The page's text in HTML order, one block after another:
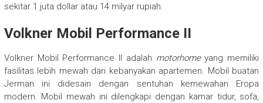
sekitar 1 juta dollar atau 14 milyar rupiah.
Volkner Mobil Performance II
Volkner Mobil Performance II adalah motorhomeyang memiliki
fasilitas lebih mewah dari kebanyakan apartemen. Mobil buatan
Jerman ini didesain dengan sentuhan kemewahan Eropa
modern. Mobil mewah ini dilengkapi dengan kamar tidur, sofa,